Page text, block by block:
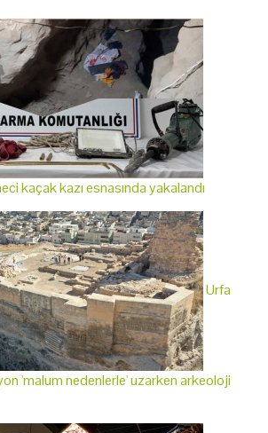
kaçak kazı esnasında yakalandı
Urfa
'malum nedenlerle' uzarken arkeoloji